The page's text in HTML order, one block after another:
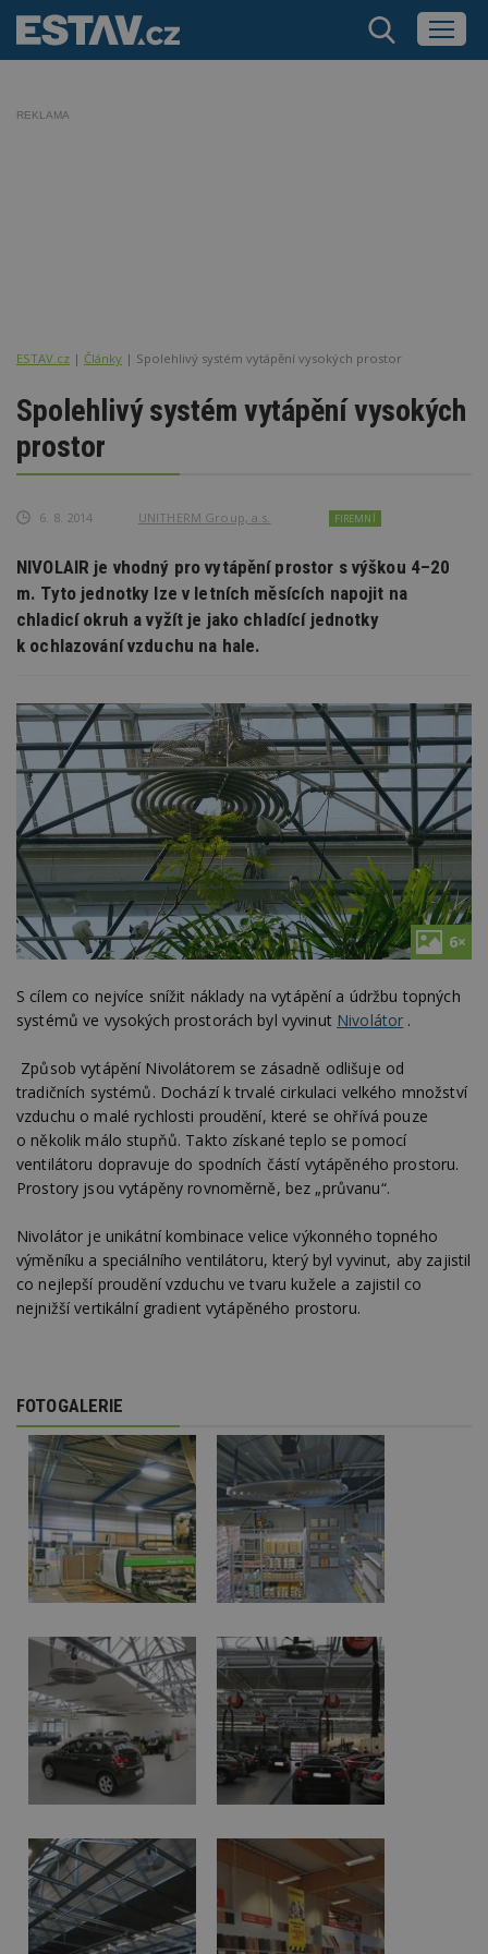
REKLAMA
ESTAV.cz Články Spolehlivý systém vytápění vysokých prostor
Spolehlivý systém vytápění vysokých
prostor
6. 8. 2014 UNITHERM Group, a.s. FIREMNÍ
NIVOLAIR je vhodný pro vytápění prostor s výškou 4–20
m. Tyto jednotky lze v letních měsících napojit na
chladicí okruh a vyžít je jako chladící jednotky
k ochlazování vzduchu na hale.
6×
S cílem co nejvíce snížit náklady na vytápění a údržbu topných
systémů ve vysokých prostorách byl vyvinut Nivolátor .
Způsob vytápění Nivolátorem se zásadně odlišuje od
tradičních systémů. Dochází k trvalé cirkulaci velkého množství
vzduchu o malé rychlosti proudění, které se ohřívá pouze
o několik málo stupňů. Takto získané teplo se pomocí
ventilátoru dopravuje do spodních částí vytápěného prostoru.
Prostory jsou vytápěny rovnoměrně, bez „průvanu“.
Nivolátor je unikátní kombinace velice výkonného topného
výměníku a speciálního ventilátoru, který byl vyvinut, aby zajistil
co nejlepší proudění vzduchu ve tvaru kužele a zajistil co
nejnižší vertikální gradient vytápěného prostoru.
FOTOGALERIE